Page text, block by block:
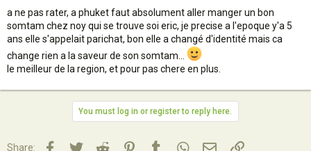
a ne pas rater, a phuket faut absolument aller manger un bon
somtam chez noy qui se trouve soi eric, je precise a l'epoque y'a 5
ans elle s'appelait parichat, bon elle a changé d'identité mais ca
change rien a la saveur de son somtam...
le meilleur de la region, et pour pas chere en plus.
You must log in or register to reply here.
Share: Facebook
TwitterReddit PinterestTumblrWhatsApp
Email Lien